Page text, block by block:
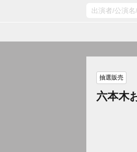
抽選販売
六本木